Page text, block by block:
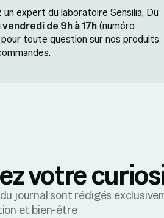
un expert du laboratoire Sensilia, Du
vendredi de 9h à 17h(numéro
toute question sur nos produits
votre
journal sont rédigés
et bien-être